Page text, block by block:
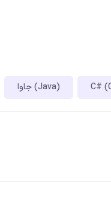
جاوا (Java)